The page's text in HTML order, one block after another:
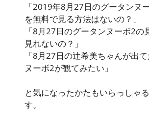
「2019年8月27日のグータンヌ
を無料で見る方法はないの？」
「8月27日のグータンヌーボ2の
見れないの？」
「8月27日の辻希美ちゃんが出
ヌーボ2が観てみたい」
と気になったかたもいらっしゃ
す。